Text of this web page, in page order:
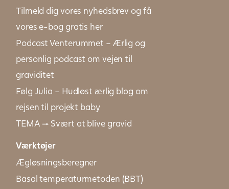
Tilmeld dig vores nyhedsbrev og få
vores e-bog gratis her
Podcast Venterummet – Ærlig og
personlig podcast om vejen til
graviditet
Følg Julia – Hudløst ærlig blog om
rejsen til projekt baby
TEMA → Svært at blive gravid
Værktøjer
Ægløsningsberegner
Basal temperaturmetoden (BBT)